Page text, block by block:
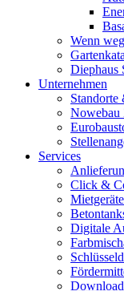
Wenn
Diephaus
Unternehmen
Standorte
Nowebau
Services
Click &
Digitale